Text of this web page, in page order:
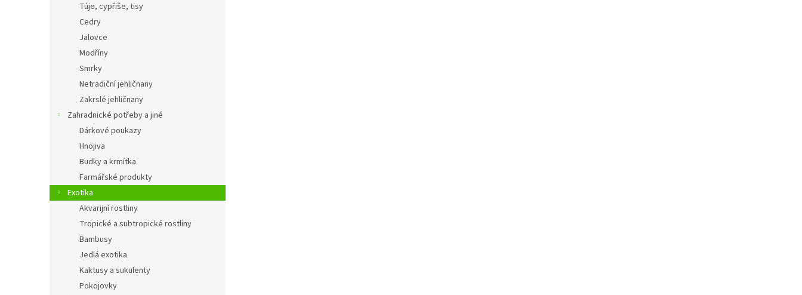
Túje, cypřiše, tisy
Cedry
Jalovce
Modříny
Smrky
Netradiční jehličnany
Zakrslé jehličnany
Zahradnické potřeby a jiné
Dárkové poukazy
Hnojiva
Budky a krmítka
Farmářské produkty
Exotika
Akvarijní rostliny
Tropické a subtropické rostliny
Bambusy
Jedlá exotika
Kaktusy a sukulenty
Pokojovky